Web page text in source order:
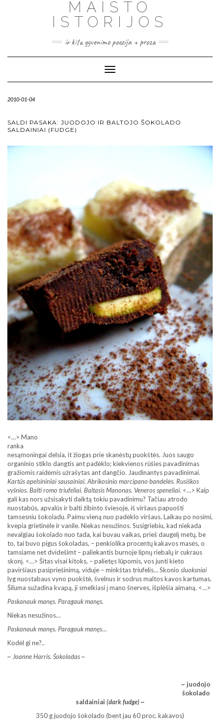
MAISTO
ISTORIJOS
ir kita gyvenimo poezija + proza
Toggle
Navigation
2010-01-04
SALDI PASAKA: JUODOJO IR BALTOJO ŠOKOLADO
SALDAINIAI (FUDGE)
<…> Mano
ranka
nesąmoningai delsia, it žiogas prie skanėstų puokštės. Juos saugo
organinio stiklo dangtis ant padėklo; kiekvienos rūšies pavadinimas
gražiomis raidėmis užrašytas ant dangčio. Jaudinantys pavadinimai.
Kartūs apelsininiai sausainiai. Abrikosinio marcipano bandelės. Rusiškos
vyšnios. Balti romo triufeliai. Baltasis Manonas. Veneros speneliai. <…> Kaip
gali kas nors užsisakyti daiktą tokiu pavadinimu? Tačiau atrodo
nuostabūs, apvalūs ir balti žibinto šviesoje, iš viršaus papuošti
tamsesniu šokoladu. Paimu vieną nuo padėklo viršaus. Laikau po nosimi,
kvepia grietinėle ir vanile. Niekas nesužinos. Susigriebiu, kad niekada
nevalgiau šokolado nuo tada, kai buvau vaikas, prieš daugelį metų, be
to, tai buvo pigus šokoladas, – penkiolika procentų kakavos masės, o
tamsiame net dvidešimt – paliekantis burnoje lipnų riebalų ir cukraus
skonį. <…> Šitas visai kitoks, – palietęs lūpomis, vos junti kieto
paviršiaus pasipriešinimą, viduje – minkštas triufelis… Skonio sluoksniai
lyg nuostabaus vyno puokštė, švelnus ir sodrus maltos kavos kartumas.
Šiluma sužadina kvapą, ji smelkiasi į mano šnerves, išplėšia aimaną. <…>
Paskanauk manęs. Paragauk manęs.
Niekas nesužinos…
Paskanauk manęs. Paragauk manęs…
Kodėl gi ne?..
~ Joanne Harris. Šokoladas ~
~ juodojo
šokolado
saldainiai (dark fudge) ~
350 g juodojo šokolado (bent jau 60 proc. kakavos)